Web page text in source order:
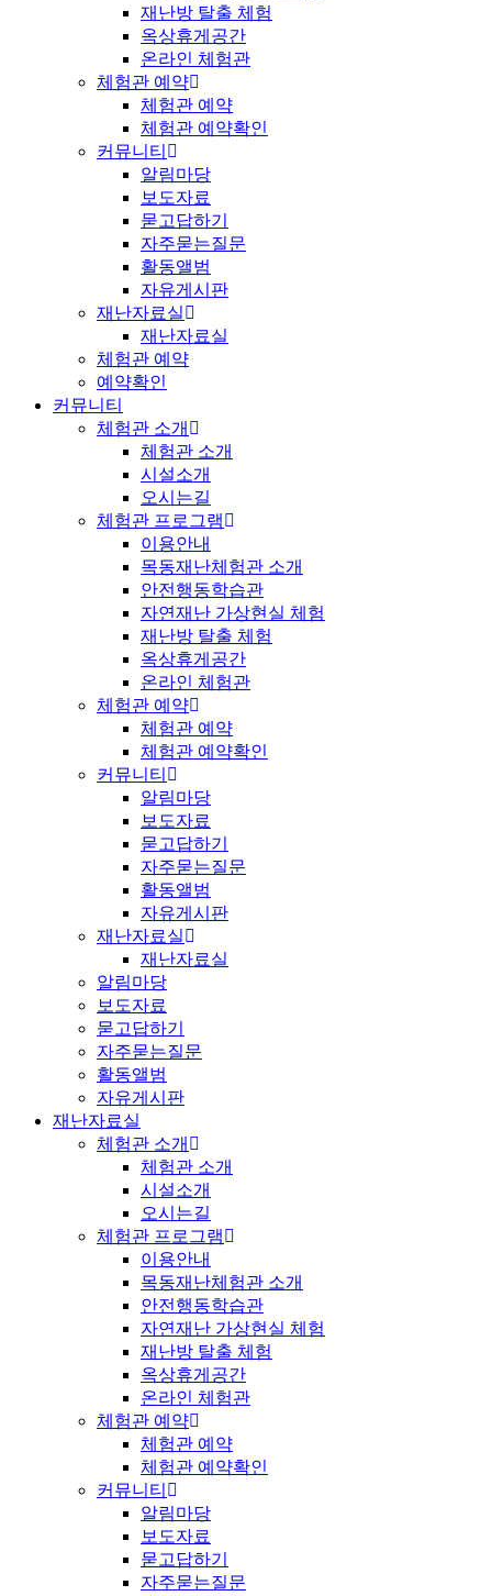
재난방 탈출 체험
옥상휴게공간
온라인 체험관
체험관 예약
체험관 예약
체험관 예약확인
커뮤니티
알림마당
보도자료
묻고답하기
자주묻는질문
활동앨범
자유게시판
재난자료실
재난자료실
체험관 예약
예약확인
커뮤니티
체험관 소개
체험관 소개
시설소개
오시는길
체험관 프로그램
이용안내
목동재난체험관 소개
안전행동학습관
자연재난 가상현실 체험
재난방 탈출 체험
옥상휴게공간
온라인 체험관
체험관 예약
체험관 예약
체험관 예약확인
커뮤니티
알림마당
보도자료
묻고답하기
자주묻는질문
활동앨범
자유게시판
재난자료실
재난자료실
알림마당
보도자료
묻고답하기
자주묻는질문
활동앨범
자유게시판
재난자료실
체험관 소개
체험관 소개
시설소개
오시는길
체험관 프로그램
이용안내
목동재난체험관 소개
안전행동학습관
자연재난 가상현실 체험
재난방 탈출 체험
옥상휴게공간
온라인 체험관
체험관 예약
체험관 예약
체험관 예약확인
커뮤니티
알림마당
보도자료
묻고답하기
자주묻는질문